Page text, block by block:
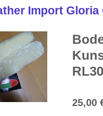
Import Gloria
25,00